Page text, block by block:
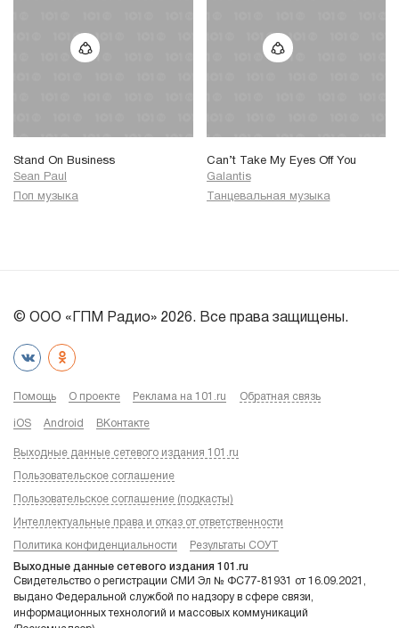
Stand On Business
Sean Paul
Поп музыка
Can’t Take My Eyes Off You
Galantis
Танцевальная музыка
© ООО «ГПМ Радио» 2026. Все права защищены.
Помощь О проекте Реклама на 101.ru Обратная связь
iOS Android ВКонтакте
Выходные данные сетевого издания 101.ru
Пользовательское соглашение
Пользовательское соглашение (подкасты)
Интеллектуальные права и отказ от ответственности
Политика конфиденциальности Результаты СОУТ
Выходные данные сетевого издания 101.ru
Свидетельство о регистрации СМИ Эл № ФС77-81931 от 16.09.2021,
выдано Федеральной службой по надзору в сфере связи,
информационных технологий и массовых коммуникаций